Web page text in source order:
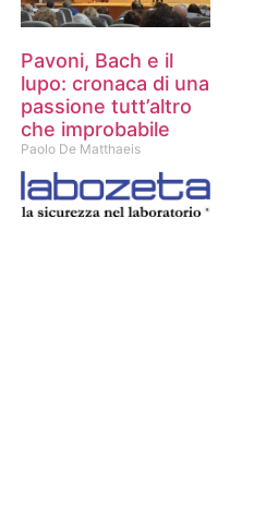
Pavoni, Bach e il
lupo: cronaca di una
passione tutt’altro
che improbabile
Paolo De Matthaeis